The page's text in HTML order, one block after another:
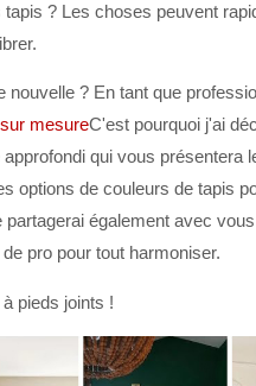
tapis ? Les choses peuvent
nouvelle ? En tant que
mesureC'est pourquoi j'ai
qui vous présentera
options de couleurs de tapis
partagerai également avec
pro pour tout harmoniser.
pieds joints !